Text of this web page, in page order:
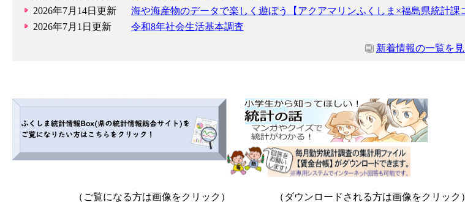
2026年7月14日更新
海や海産物のデータで楽しく遊ぼう【アクアマリンふくしま×福島県統計課
2026年7月1日更新
令和8年社会生活基本調査
新着情報の一覧を
（ご覧になる方は画像をクリック） ​（ダウンロードされる方は画像をクリック）